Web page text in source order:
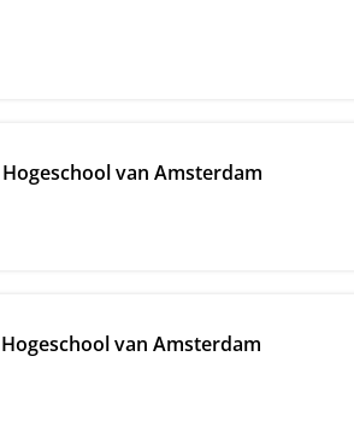
Hogeschool van Amsterdam
Hogeschool van Amsterdam